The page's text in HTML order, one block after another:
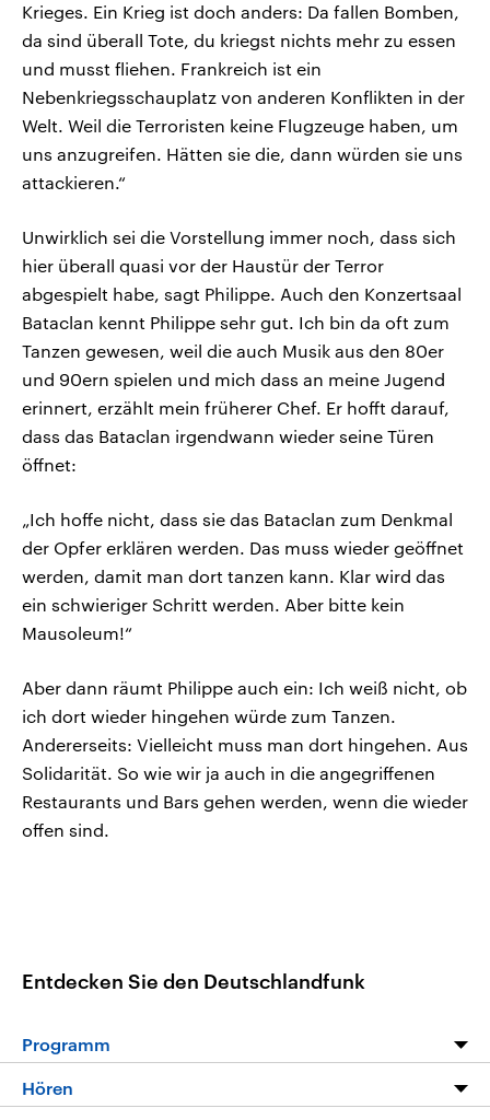
Krieges. Ein Krieg ist doch anders: Da fallen Bomben,
da sind überall Tote, du kriegst nichts mehr zu essen
und musst fliehen. Frankreich ist ein
Nebenkriegsschauplatz von anderen Konflikten in der
Welt. Weil die Terroristen keine Flugzeuge haben, um
uns anzugreifen. Hätten sie die, dann würden sie uns
attackieren.“
Unwirklich sei die Vorstellung immer noch, dass sich
hier überall quasi vor der Haustür der Terror
abgespielt habe, sagt Philippe. Auch den Konzertsaal
Bataclan kennt Philippe sehr gut. Ich bin da oft zum
Tanzen gewesen, weil die auch Musik aus den 80er
und 90ern spielen und mich dass an meine Jugend
erinnert, erzählt mein früherer Chef. Er hofft darauf,
dass das Bataclan irgendwann wieder seine Türen
öffnet:
„Ich hoffe nicht, dass sie das Bataclan zum Denkmal
der Opfer erklären werden. Das muss wieder geöffnet
werden, damit man dort tanzen kann. Klar wird das
ein schwieriger Schritt werden. Aber bitte kein
Mausoleum!“
Aber dann räumt Philippe auch ein: Ich weiß nicht, ob
ich dort wieder hingehen würde zum Tanzen.
Andererseits: Vielleicht muss man dort hingehen. Aus
Solidarität. So wie wir ja auch in die angegriffenen
Restaurants und Bars gehen werden, wenn die wieder
offen sind.
Entdecken Sie den Deutschlandfunk
Programm
Programm
Hören